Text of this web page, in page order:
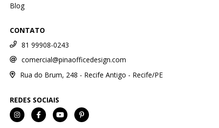
Blog
CONTATO
81 99908-0243
comercial@pinaofficedesign.com
Rua do Brum, 248 - Recife Antigo - Recife/PE
REDES SOCIAIS